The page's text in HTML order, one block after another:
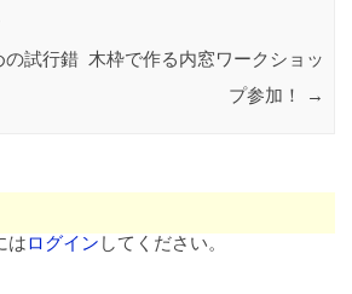
の試行錯 木枠で作る内窓ワークショッ
プ参加！
→
はログイン してください。